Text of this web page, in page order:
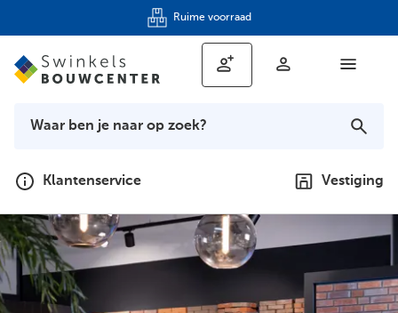
Ruime voorraad
Klantenservice Vestiging